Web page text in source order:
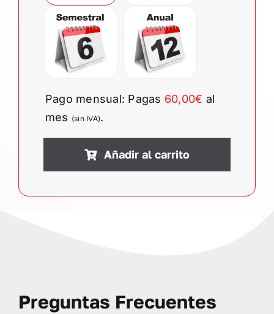
Pago mensual: Pagas 60,00€ al
mes (sin IVA).
Añadir al carrito
Preguntas Frecuentes